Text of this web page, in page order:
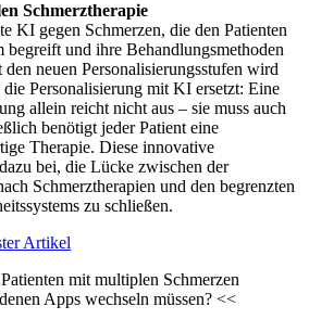
Schmerztherapie
KI gegen Schmerzen, die den Patienten
begreift und ihre Behandlungsmethoden
neuen Personalisierungsstufen wird
Personalisierung mit KI ersetzt: Eine
allein reicht nicht aus – sie muss auch
benötigt jeder Patient eine
Therapie. Diese innovative
bei, die Lücke zwischen der
Schmerztherapien und den begrenzten
zu schließen.
Artikel
mit multiplen Schmerzen
Apps wechseln müssen? <<